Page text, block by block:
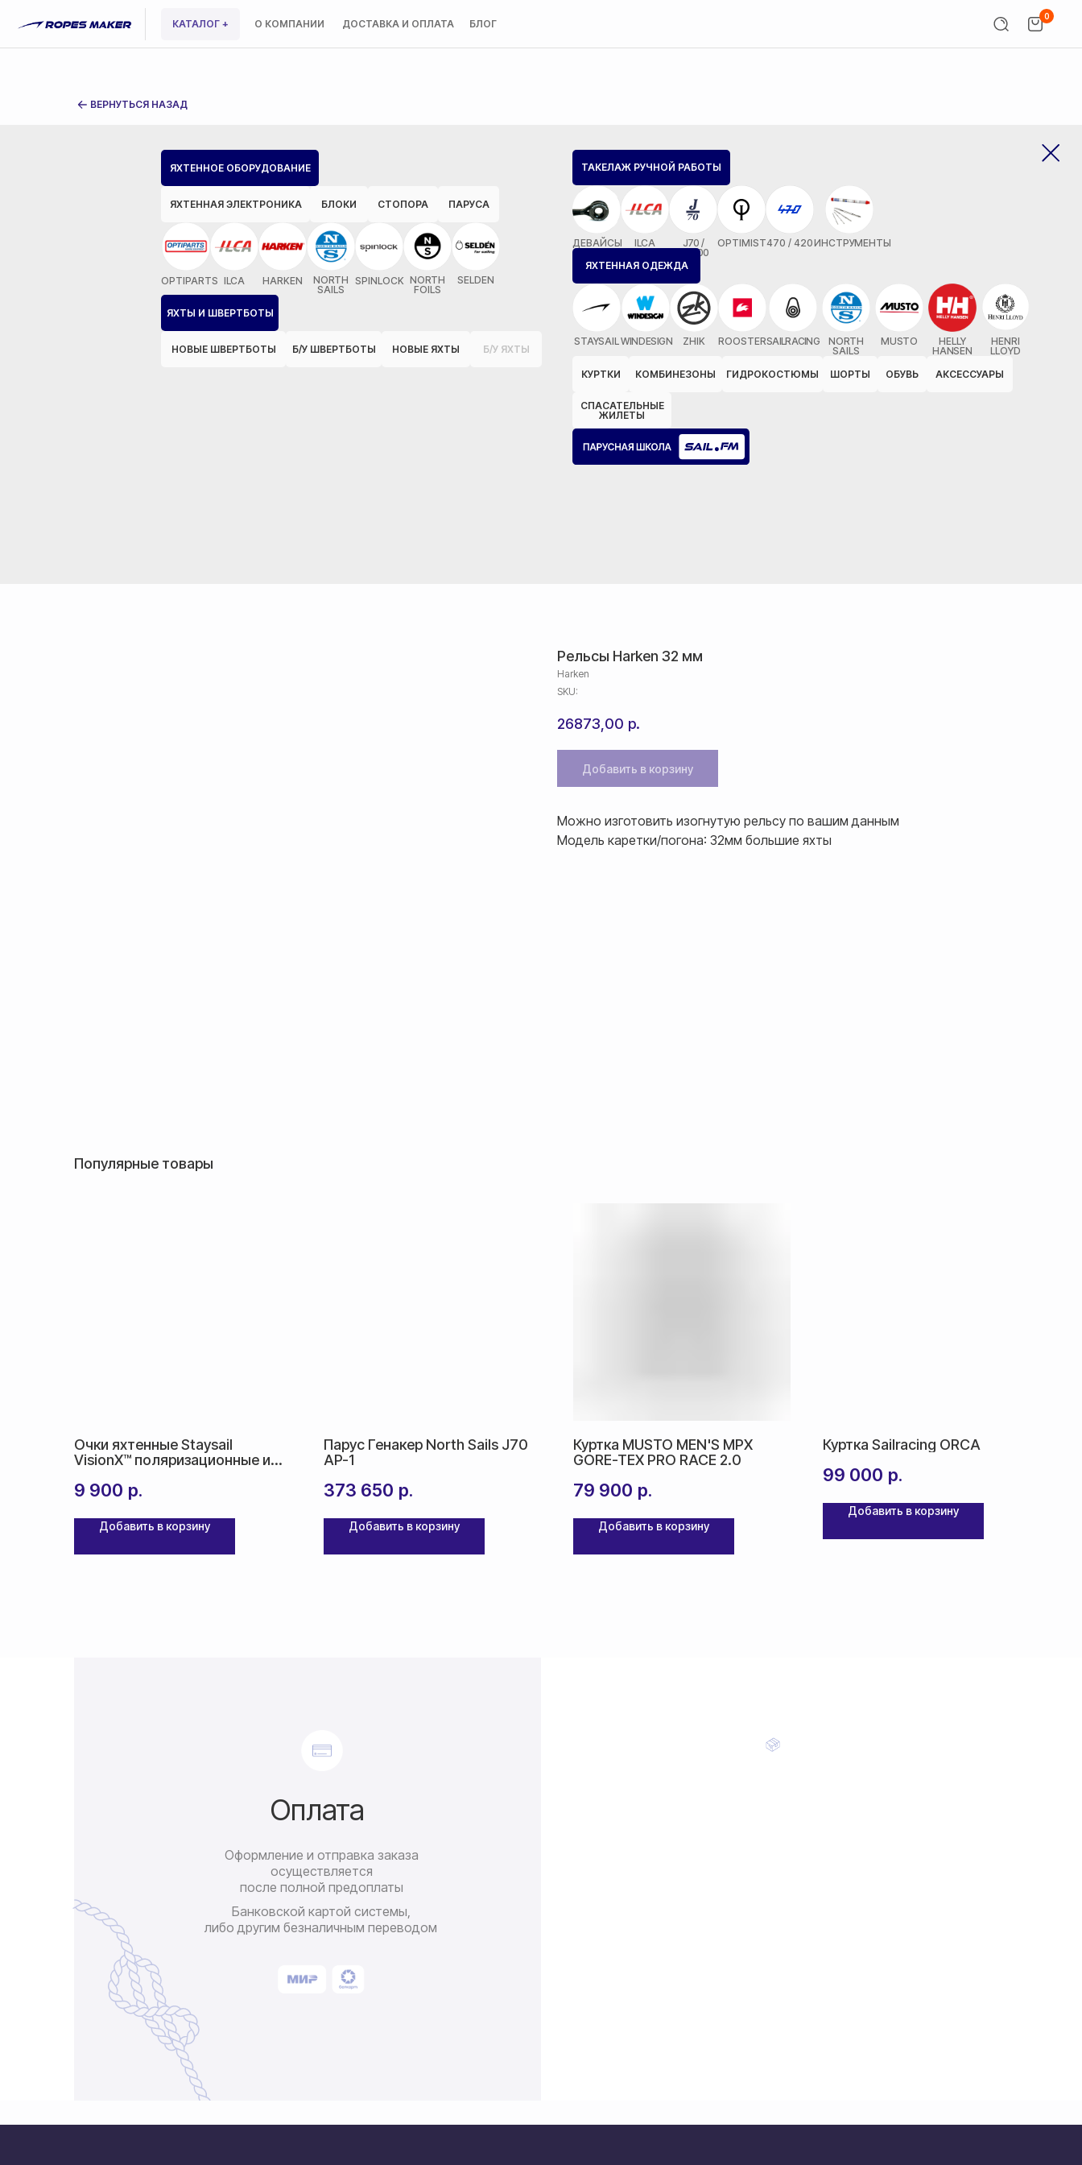
О КОМПАНИИ ДОСТАВКА И ОПЛАТА БЛОГ
КАТАЛОГ +
0
ВЕРНУТЬСЯ НАЗАД
ЯХТЕННОЕ ОБОРУДОВАНИЕ
ЯХТЕННАЯ ЭЛЕКТРОНИКА БЛОКИ СТОПОРА ПАРУСА
OPTIPARTS ILCA HARKEN
NORTH
SAILS
SPINLOCK NORTH
FOILS
SELDEN
ЯХТЫ И ШВЕРТБОТЫ
НОВЫЕ ШВЕРТБОТЫ Б/У ШВЕРТБОТЫ НОВЫЕ ЯХТЫ Б/У ЯХТЫ
ТАКЕЛАЖ РУЧНОЙ РАБОТЫ
ДЕВАЙСЫ ILCA
J70 /
MX700
OPTIMIST470 / 420ИНСТРУМЕНТЫ
ЯХТЕННАЯ ОДЕЖДА
STAYSAILWINDESIGN ZHIK ROOSTERSAILRACING
NORTH
SAILS
MUSTO
HELLY
HANSEN
HENRI
LLOYD
КУРТКИ
КОМБИНЕЗОНЫ ГИДРОКОСТЮМЫ ШОРТЫ ОБУВЬ АКСЕССУАРЫ
СПАСАТЕЛЬНЫЕ
ЖИЛЕТЫ
Рельсы Harken 32 мм
Harken
SKU:
26873,00 р.
Добавить в корзину
Можно изготовить изогнутую рельсу по вашим данным
Модель каретки/погона: 32мм большие яхты
Популярные товары
Очки яхтенные Staysail
VisionX™ поляризационные и
9 900 р.
Добавить в корзину
Парус Генакер North Sails J70
AP-1
373 650 р.
Добавить в корзину
Куртка MUSTO MEN'S MPX
GORE-TEX PRO RACE 2.0
79 900 р.
Добавить в корзину
Куртка Sailracing ORCA
99 000 р.
Добавить в корзину
Банковской картой системы,
либо другим безналичным переводом
Оплата
Оформление и отправка заказа
осуществляется
после полной предоплаты